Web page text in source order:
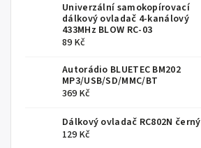
Univerzální samokopírovací
dálkový ovladač 4-kanálový
433MHz BLOW RC-03
89 Kč
Autorádio BLUETEC BM202
MP3/USB/SD/MMC/BT
369 Kč
Dálkový ovladač RC802N černý
129 Kč